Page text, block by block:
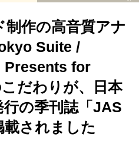
作の高音質アナ
Suite /
Presents for
だわりが、日本
の季刊誌「JAS
されました